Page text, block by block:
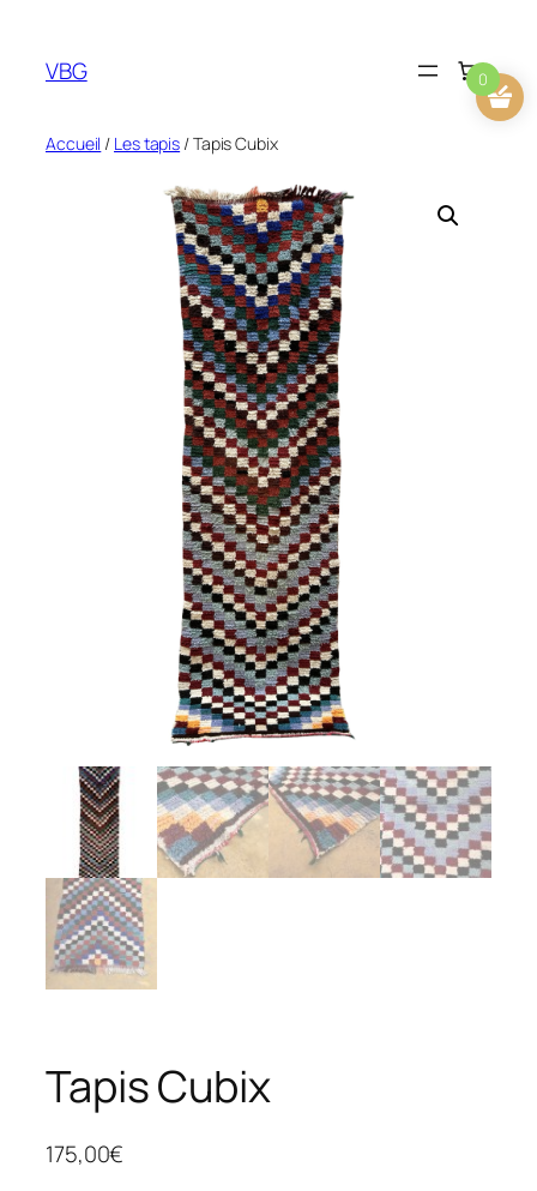
contenu
VBG
Accueil / Les tapis / Tapis Cubix
Tapis Cubix
175,00€
0